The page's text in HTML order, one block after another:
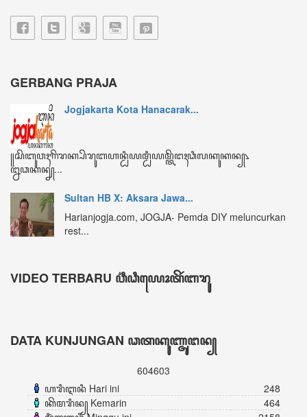
ꦏꦼꦩꦫꦶꦤ꧀ Kemarin
ꦩꦶꦁꦒꦸꦆꦤꦶ Minggu ini
ꦧꦸꦭꦤ꧀ꦆꦤꦶ Bulan ini
ꦏꦼꦱꦼꦭꦸꦫꦸꦲꦤ꧀ Keseluruhan
604603